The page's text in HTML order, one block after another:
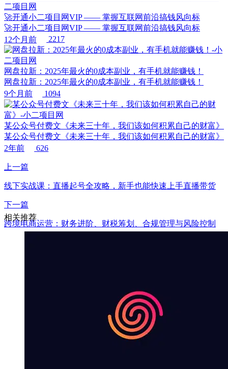
🚀开通小二项目网VIP —— 掌握互联网前沿搞钱风向标
🚀开通小二项目网VIP —— 掌握互联网前沿搞钱风向标
12个月前
2217
网盘拉新：2025年最火的0成本副业，有手机就能赚钱！
网盘拉新：2025年最火的0成本副业，有手机就能赚钱！
9个月前
1094
某公众号付费文《未来三十年，我们该如何积累自己的财富》
某公众号付费文《未来三十年，我们该如何积累自己的财富》
2年前
626
上一篇
线下实战课：直播起号全攻略，新手也能快速上手直播带货
下一篇
跨境电商运营：财务进阶、财税筹划、合规管理与风险控制
相关推荐